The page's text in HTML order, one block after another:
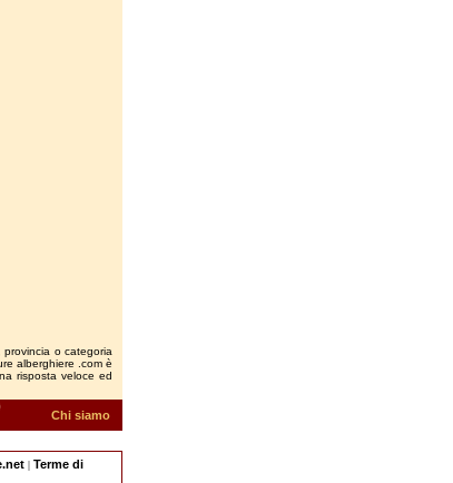
o categoria
alberghiere .com è
risposta veloce ed
Chi siamo
| Terme di